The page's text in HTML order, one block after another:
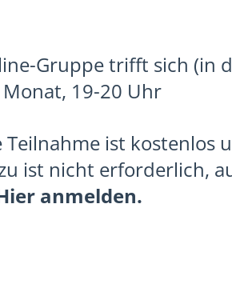
Gruppe trifft sich (in
19-20 Uhr
Teilnahme ist kostenlos
ist nicht erforderlich,
anmelden.